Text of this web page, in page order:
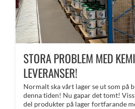
STORA PROBLEM MED
LEVERANSER!
Normalt ska vårt lager se ut som på
denna tiden! Nu gapar det tomt!
del produkter på lager fortfarande